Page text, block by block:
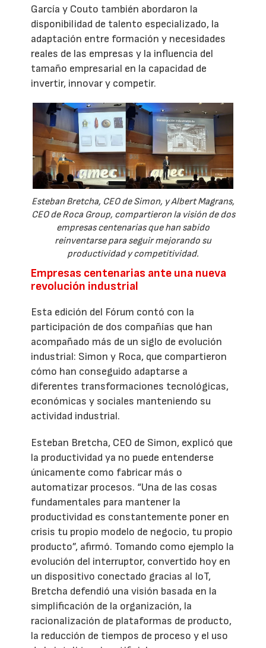
García y Couto también abordaron la
disponibilidad de talento especializado, la
adaptación entre formación y necesidades
reales de las empresas y la influencia del
tamaño empresarial en la capacidad de
invertir, innovar y competir.
Esteban Bretcha, CEO de Simon, y Albert Magrans,
CEO de Roca Group, compartieron la visión de dos
empresas centenarias que han sabido
reinventarse para seguir mejorando su
productividad y competitividad.
Empresas centenarias ante una nueva
revolución industrial
Esta edición del Fórum contó con la
participación de dos compañías que han
acompañado más de un siglo de evolución
industrial: Simon y Roca, que compartieron
cómo han conseguido adaptarse a
diferentes transformaciones tecnológicas,
económicas y sociales manteniendo su
actividad industrial.
Esteban Bretcha, CEO de Simon, explicó que
la productividad ya no puede entenderse
únicamente como fabricar más o
automatizar procesos. “Una de las cosas
fundamentales para mantener la
productividad es constantemente poner en
crisis tu propio modelo de negocio, tu propio
producto”, afirmó. Tomando como ejemplo la
evolución del interruptor, convertido hoy en
un dispositivo conectado gracias al IoT,
Bretcha defendió una visión basada en la
simplificación de la organización, la
racionalización de plataformas de producto,
la reducción de tiempos de proceso y el uso